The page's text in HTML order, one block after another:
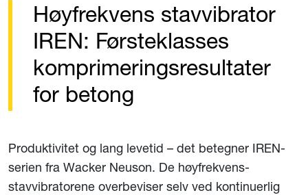
Høyfrekvens stavvibrator
IREN: Førsteklasses
komprimeringsresultater
for betong
Produktivitet og lang levetid – det betegner IREN-
serien fra Wacker Neuson. De høyfrekvens-
stavvibratorene overbeviser selv ved kontinuerlig